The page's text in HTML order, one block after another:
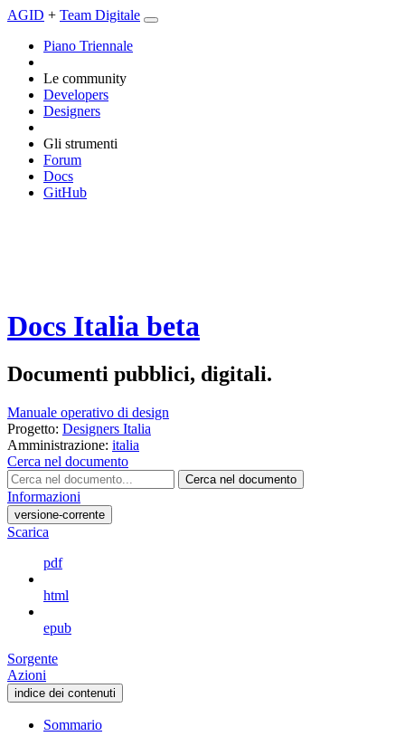
AGID + Team Digitale
Piano Triennale
Le community
Developers
Designers
Gli strumenti
Forum
Docs
GitHub
Docs Italia beta
Documenti pubblici, digitali.
Manuale operativo di design
Progetto: Designers Italia
Amministrazione: italia
Cerca nel documento
Cerca nel documento
Informazioni
versione-corrente
Scarica
pdf
html
epub
Sorgente
Azioni
indice dei contenuti
Sommario